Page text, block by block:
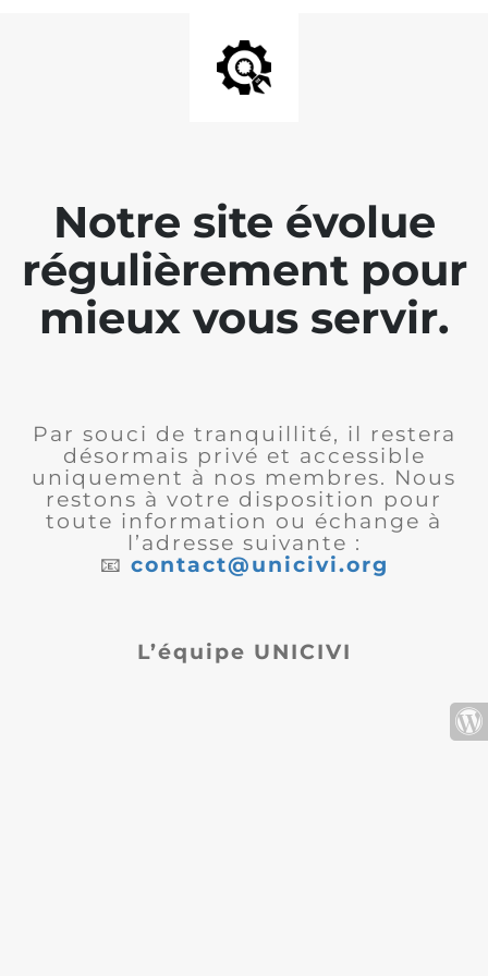
Notre site évolue
régulièrement pour
mieux vous servir.
Par souci de tranquillité, il restera
désormais privé et accessible
uniquement à nos membres. Nous
restons à votre disposition pour
toute information ou échange à
l’adresse suivante :
📧 contact@unicivi.org
L’équipe UNICIVI